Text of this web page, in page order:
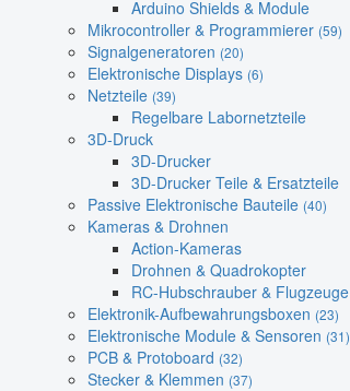
Arduino Shields & Module
Mikrocontroller & Programmierer (59)
Signalgeneratoren (20)
Elektronische Displays (6)
Netzteile (39)
Regelbare Labornetzteile
3D-Druck
3D-Drucker
3D-Drucker Teile & Ersatzteile
Passive Elektronische Bauteile (40)
Kameras & Drohnen
Action-Kameras
Drohnen & Quadrokopter
RC-Hubschrauber & Flugzeuge
Elektronik-Aufbewahrungsboxen (23)
Elektronische Module & Sensoren (31)
PCB & Protoboard (32)
Stecker & Klemmen (37)